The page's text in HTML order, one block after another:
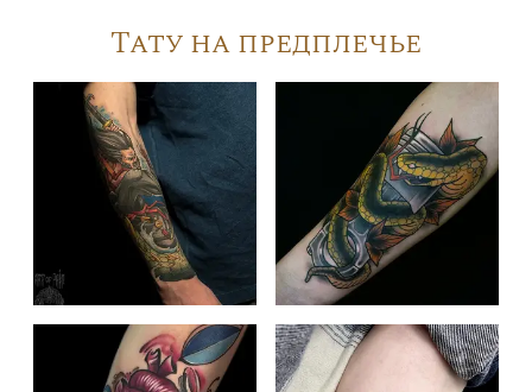
Тату на предплечье